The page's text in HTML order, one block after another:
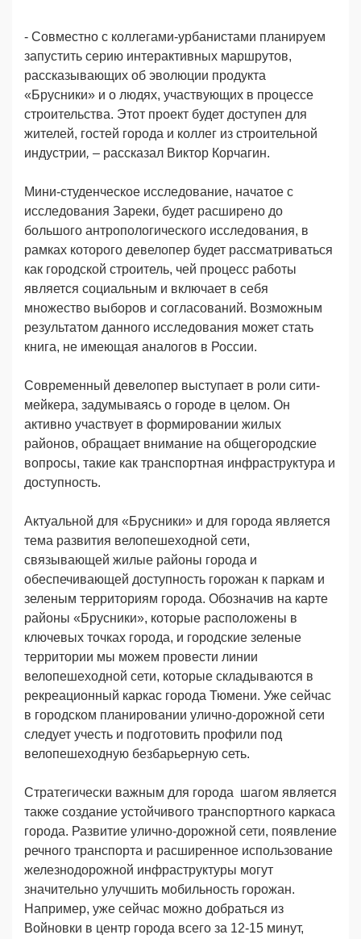
- Совместно с коллегами-урбанистами планируем
запустить серию интерактивных маршрутов,
рассказывающих об эволюции продукта
«Брусники» и о людях, участвующих в процессе
строительства. Этот проект будет доступен для
жителей, гостей города и коллег из строительной
индустрии, – рассказал Виктор Корчагин.
Мини-студенческое исследование, начатое с
исследования Зареки, будет расширено до
большого антропологического исследования, в
рамках которого девелопер будет рассматриваться
как городской строитель, чей процесс работы
является социальным и включает в себя
множество выборов и согласований. Возможным
результатом данного исследования может стать
книга, не имеющая аналогов в России.
Современный девелопер выступает в роли сити-
мейкера, задумываясь о городе в целом. Он
активно участвует в формировании жилых
районов, обращает внимание на общегородские
вопросы, такие как транспортная инфраструктура и
доступность.
Актуальной для «Брусники» и для города является
тема развития велопешеходной сети,
связывающей жилые районы города и
обеспечивающей доступность горожан к паркам и
зеленым территориям города. Обозначив на карте
районы «Брусники», которые расположены в
ключевых точках города, и городские зеленые
территории мы можем провести линии
велопешеходной сети, которые складываются в
рекреационный каркас города Тюмени. Уже сейчас
в городском планировании улично-дорожной сети
следует учесть и подготовить профили под
велопешеходную безбарьерную сеть.
Стратегически важным для города шагом является
также создание устойчивого транспортного каркаса
города. Развитие улично-дорожной сети, появление
речного транспорта и расширенное использование
железнодорожной инфраструктуры могут
значительно улучшить мобильность горожан.
Например, уже сейчас можно добраться из
Войновки в центр города всего за 12-15 минут,